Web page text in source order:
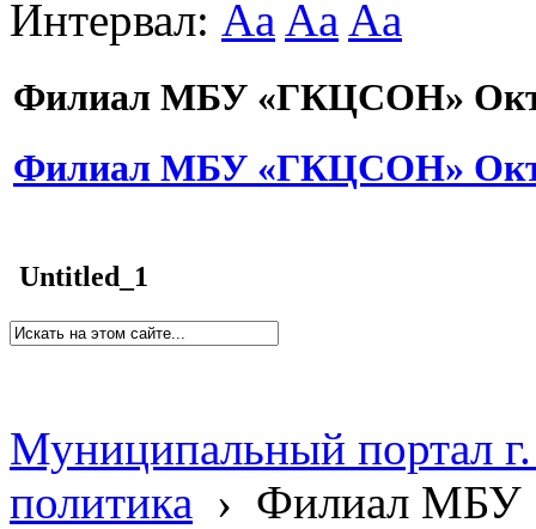
Интервал: Aa Aa Aa
Филиал МБУ «ГКЦСОН»
Филиал МБУ «ГКЦСОН»
Untitled_1
Муниципальный портал
политика › Филиал МБУ